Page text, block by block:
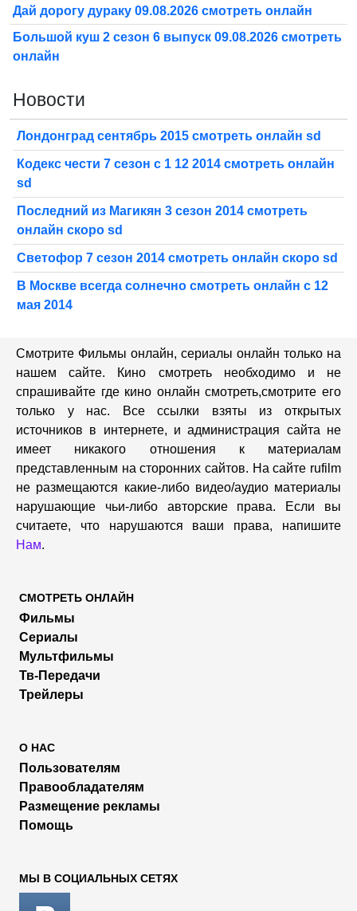
Дай дорогу дураку 09.08.2026 смотреть онлайн
Большой куш 2 сезон 6 выпуск 09.08.2026 смотреть
онлайн
Новости
Лондонград сентябрь 2015 смотреть онлайн sd
Кодекс чести 7 сезон с 1 12 2014 смотреть онлайн
sd
Последний из Магикян 3 сезон 2014 смотреть
онлайн скоро sd
Светофор 7 сезон 2014 смотреть онлайн скоро sd
В Москве всегда солнечно смотреть онлайн с 12
мая 2014
Смотрите Фильмы онлайн, сериалы онлайн только на
нашем сайте. Кино смотреть необходимо и не
спрашивайте где кино онлайн смотреть,cмотрите его
только у нас. Все ссылки взяты из открытых
источников в интернете, и администрация сайта не
имеет никакого отношения к материалам
представленным на сторонних сайтов. На сайте rufilm
не размещаются какие-либо видео/аудио материалы
нарушающие чьи-либо авторские права. Если вы
считаете, что нарушаются ваши права, напишите
Нам.
СМОТРЕТЬ ОНЛАЙН
Фильмы
Сериалы
Мультфильмы
Тв-Передачи
Трейлеры
О НАС
Пользователям
Правообладателям
Размещение рекламы
Помощь
МЫ В СОЦИАЛЬНЫХ СЕТЯХ